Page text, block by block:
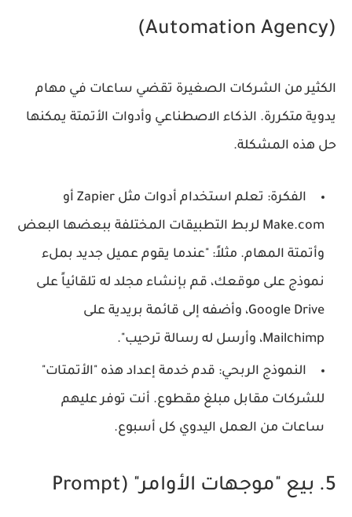
(Automation Agency)
الكثير من الشركات الصغيرة تقضي ساعات في مهام
يدوية متكررة. الذكاء الاصطناعي وأدوات الأتمتة يمكنها
حل هذه المشكلة.
الفكرة:
تعلم استخدام أدوات مثل Zapier أو
Make.com لربط التطبيقات المختلفة ببعضها البعض
وأتمتة المهام. مثلاً: "عندما يقوم عميل جديد بملء
نموذج على موقعك، قم بإنشاء مجلد له تلقائياً على
Google Drive، وأضفه إلى قائمة بريدية على
Mailchimp، وأرسل له رسالة ترحيب".
النموذج الربحي: قدم خدمة إعداد هذه "الأتمتات"
للشركات مقابل مبلغ مقطوع. أنت توفر عليهم
ساعات من العمل اليدوي كل أسبوع.
5. بيع "موجهات الأوامر" (Prompt